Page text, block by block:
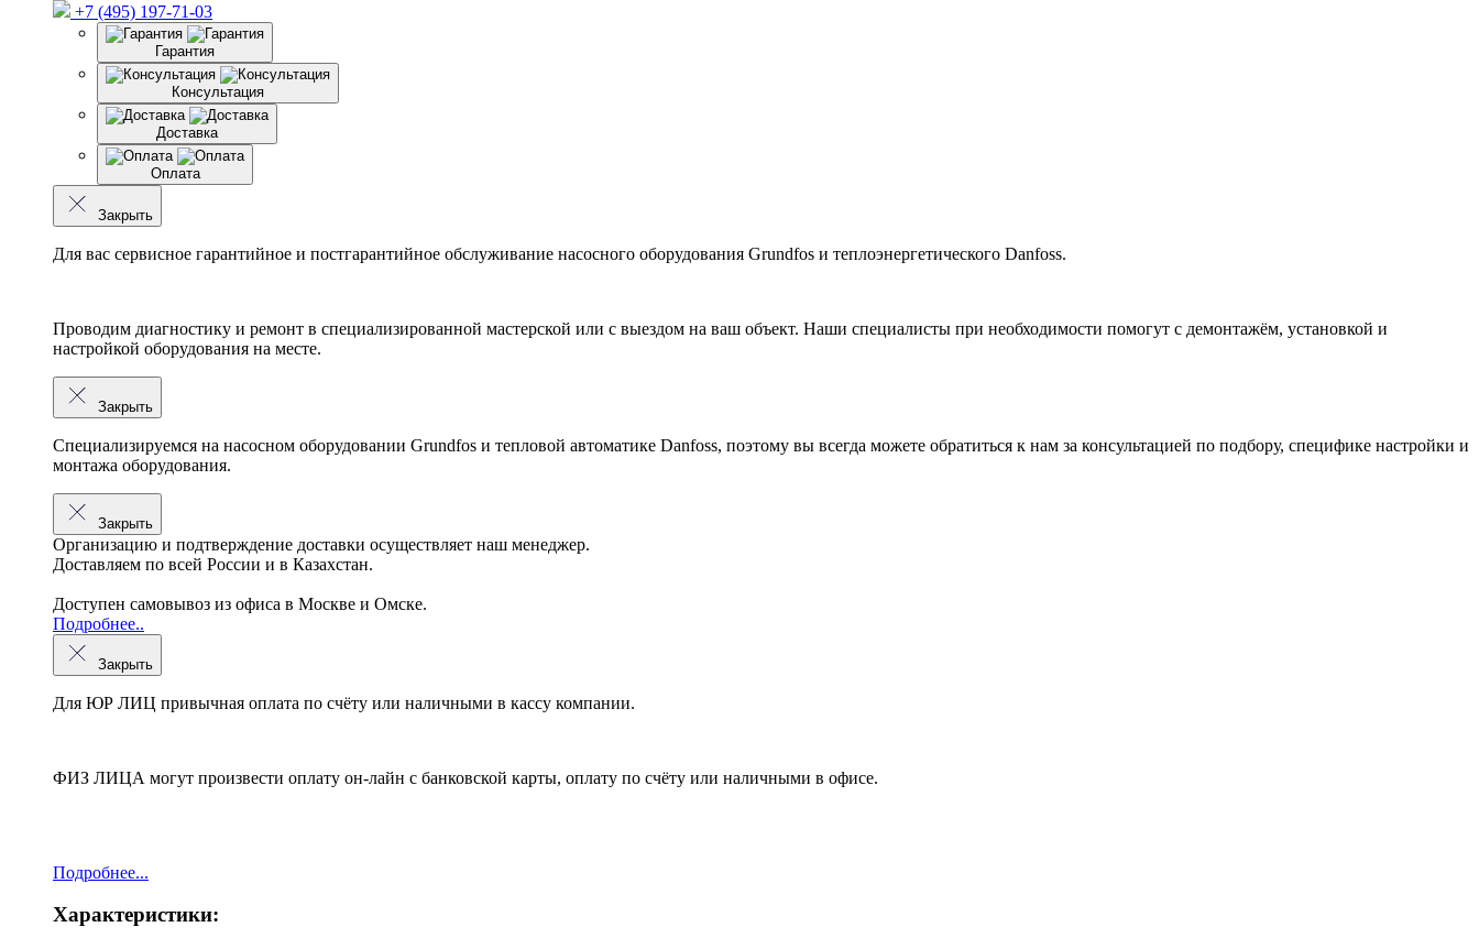
+7 (495) 197-71-03
Гарантия
Консультация
Доставка
Оплата
Закрыть
Для вас сервисное гарантийное и постгарантийное обслуживание насосного оборудования Grundfos и теплоэнергетического Danfoss.
Проводим диагностику и ремонт в специализированной мастерской или с выездом на ваш объект. Наши специалисты при необходимости помогут с демонтажём, установкой и
настройкой оборудования на месте.
Закрыть
Специализируемся на насосном оборудовании Grundfos и тепловой автоматике Danfoss, поэтому вы всегда можете обратиться к нам за консультацией по подбору, специфике настройки и
монтажа оборудования.
Закрыть
Организацию и подтверждение доставки осуществляет наш менеджер.
Доставляем по всей России и в Казахстан.
Доступен самовывоз из офиса в Москве и Омске.
Подробнее..
Закрыть
Для ЮР ЛИЦ привычная оплата по счёту или наличными в кассу компании.
ФИЗ ЛИЦА могут произвести оплату он-лайн с банковской карты, оплату по счёту или наличными в офисе.
Подробнее...
Характеристики: